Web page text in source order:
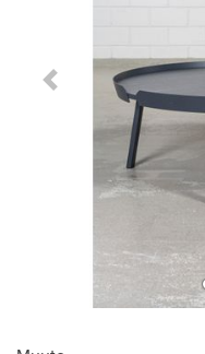
Previous Slide